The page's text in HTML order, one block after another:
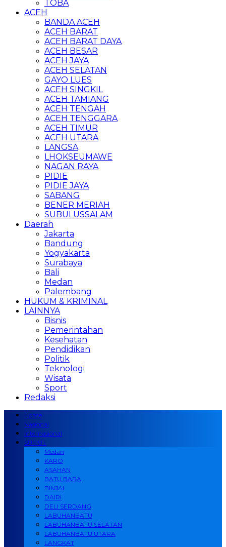
TOBA
ACEH
BANDA ACEH
ACEH BARAT
ACEH BARAT DAYA
ACEH BESAR
ACEH JAYA
ACEH SELATAN
GAYO LUES
ACEH SINGKIL
ACEH TAMIANG
ACEH TENGAH
ACEH TENGGARA
ACEH TIMUR
ACEH UTARA
LANGSA
LHOKSEUMAWE
NAGAN RAYA
PIDIE
PIDIE JAYA
SABANG
BENER MERIAH
SUBULUSSALAM
Daerah
Jakarta
Bandung
Yogyakarta
Surabaya
Bali
Medan
Palembang
HUKUM & KRIMINAL
LAINNYA
Bisnis
Pemerintahan
Kesehatan
Pendidikan
Politik
Teknologi
Wisata
Sport
Redaksi
Home
Nasional
Internasional
SUMUT
Medan
KARO
ASAHAN
BATU BARA
BINJAI
DAIRI
DELI SERDANG
LABUHANBATU
LABUHANBATU SELATAN
LABUHANBATU UTARA
LANGKAT